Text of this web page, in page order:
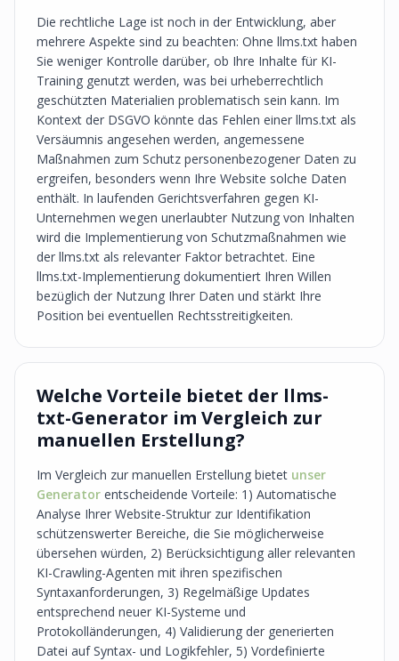
Die rechtliche Lage ist noch in der Entwicklung, aber
mehrere Aspekte sind zu beachten: Ohne llms.txt haben
Sie weniger Kontrolle darüber, ob Ihre Inhalte für KI-
Training genutzt werden, was bei urheberrechtlich
geschützten Materialien problematisch sein kann. Im
Kontext der DSGVO könnte das Fehlen einer llms.txt als
Versäumnis angesehen werden, angemessene
Maßnahmen zum Schutz personenbezogener Daten zu
ergreifen, besonders wenn Ihre Website solche Daten
enthält. In laufenden Gerichtsverfahren gegen KI-
Unternehmen wegen unerlaubter Nutzung von Inhalten
wird die Implementierung von Schutzmaßnahmen wie
der llms.txt als relevanter Faktor betrachtet. Eine
llms.txt-Implementierung dokumentiert Ihren Willen
bezüglich der Nutzung Ihrer Daten und stärkt Ihre
Position bei eventuellen Rechtsstreitigkeiten.
Welche Vorteile bietet der llms-
txt-Generator im Vergleich zur
manuellen Erstellung?
Im Vergleich zur manuellen Erstellung bietet unser
Generator entscheidende Vorteile: 1) Automatische
Analyse Ihrer Website-Struktur zur Identifikation
schützenswerter Bereiche, die Sie möglicherweise
übersehen würden, 2) Berücksichtigung aller relevanten
KI-Crawling-Agenten mit ihren spezifischen
Syntaxanforderungen, 3) Regelmäßige Updates
entsprechend neuer KI-Systeme und
Protokolländerungen, 4) Validierung der generierten
Datei auf Syntax- und Logikfehler, 5) Vordefinierte